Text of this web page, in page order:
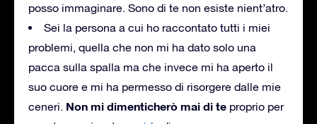
posso immaginare. Sono di te non esiste nient’atro.
Sei la persona a cui ho raccontato tutti i miei
problemi, quella che non mi ha dato solo una
pacca sulla spalla ma che invece mi ha aperto il
suo cuore e mi ha permesso di risorgere dalle mie
ceneri. Non mi dimenticherò mai di te proprio per